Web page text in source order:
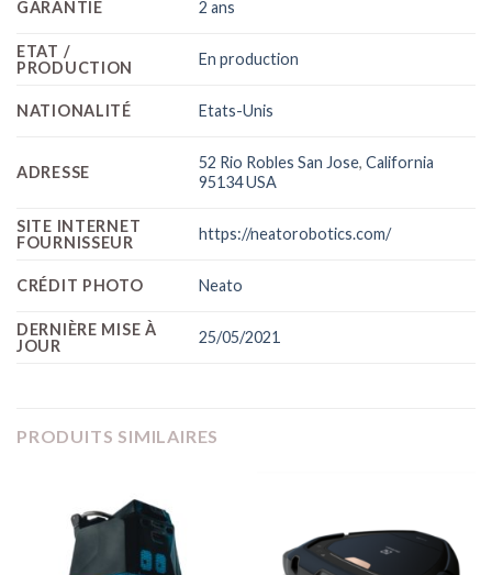
GARANTIE 2 ans
ETAT /
PRODUCTION
En production
NATIONALITÉ Etats-Unis
ADRESSE
52 Rio Robles San Jose,California
95134 USA
SITE INTERNET
FOURNISSEUR
https://neatorobotics.com/
CRÉDIT PHOTO Neato
DERNIÈRE MISE À
JOUR
25/05/2021
PRODUITS SIMILAIRES